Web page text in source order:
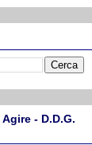
- D.D.G.